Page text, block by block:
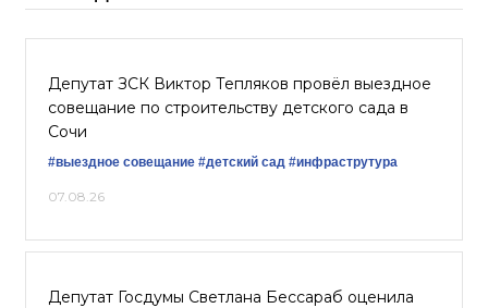
Депутат ЗСК Виктор Тепляков провёл выездное
совещание по строительству детского сада в
Сочи
#выездное совещание #детский сад #инфраструтура
07.08.26
Депутат Госдумы Светлана Бессараб оценила